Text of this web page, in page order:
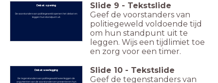
Debat: opening
De voorstanders van politiegeweld openen het debat en
leggen hun standpunt uit.
Slide 9 - Tekstslide
Geef de voorstanders van
politiegeweld voldoende tijd
om hun standpunt uit te
leggen. Wijs een tijdlimiet toe
en zorg voor een timer.
Debat: weerlegging
De tegenstanders van politiegeweld weerleggen de
argumenten van de voorstanders en presenteren hun
Slide 10 - Tekstslide
Geef de tegenstanders van